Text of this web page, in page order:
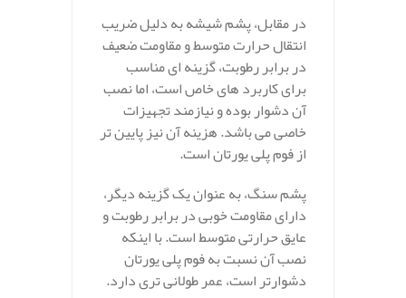
در مقابل، پشم شیشه به دلیل ضریب
انتقال حرارت متوسط و مقاومت ضعیف
در برابر رطوبت، گزینه‌ ای مناسب
برای کاربرد های خاص است، اما نصب
آن دشوار بوده و نیازمند تجهیزات
خاصی می‌ باشد. هزینه آن نیز پایین‌ تر
از فوم پلی‌ یورتان است.
پشم سنگ، به عنوان یک گزینه دیگر،
دارای مقاومت خوبی در برابر رطوبت و
عایق حرارتی متوسط است. با اینکه
نصب آن نسبت به فوم پلی‌ یورتان
دشوارتر است، عمر طولانی‌ تری دارد.